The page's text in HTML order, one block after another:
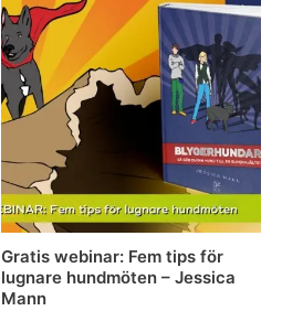
Gratis webinar: Fem tips för
lugnare hundmöten – Jessica
Mann